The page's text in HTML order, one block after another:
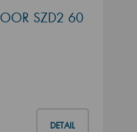
SZD2 60
DETAIL